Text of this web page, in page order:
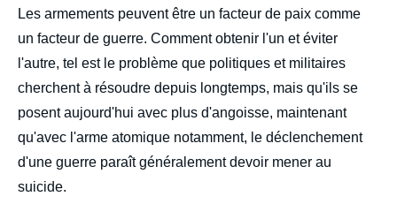
body
Les armements peuvent être un facteur de paix comme
un facteur de guerre. Comment obtenir l'un et éviter
l'autre, tel est le problème que politiques et militaires
cherchent à résoudre depuis longtemps, mais qu'ils se
posent aujourd'hui avec plus d'angoisse, maintenant
qu'avec l'arme atomique notamment, le déclenchement
d'une guerre paraît généralement devoir mener au
suicide.